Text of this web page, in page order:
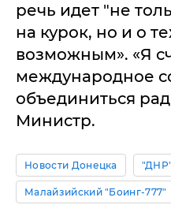
речь идет "не
на курок, но и о
возможным». «Я
международное
объединиться
Министр.
Новости Донецка "ДНР"
Малайзийский "Боинг-777"